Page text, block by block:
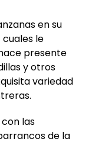
en su
le
presente
y otros
variedad
las
de la